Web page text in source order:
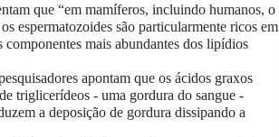
que “em mamíferos, incluindo humanos, o
espermatozoides são particularmente ricos em
mais abundantes dos lipídios
apontam que os ácidos graxos
triglicerídeos - uma gordura do sangue -
a deposição de gordura dissipando a